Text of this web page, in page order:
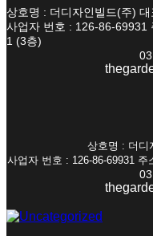
상호명 : 더디자인빌드(주) 대
사업자 번호 : 126-86-69931
1 (3층)
상호명 : 더디
사업자 번호 : 126-86-69931